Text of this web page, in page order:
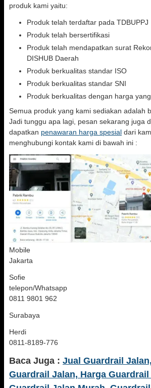
produk kami yaitu:
Produk telah terdaftar pada TDBUPPJ
Produk telah bersertifikasi
Produk telah mendapatkan surat
DISHUB Daerah
Produk berkualitas standar ISO
Produk berkualitas standar SNI
Produk berkualitas dengan harga
Semua produk yang kami sediakan adalah
Jadi tunggu apa lagi, pesan sekarang juga
dapatkan penawaran harga spesial dari
menghubungi kontak kami di bawah ini :
Mobile
Jakarta
Sofie
telepon/Whatsapp
0811 9801 962
Surabaya
Herdi
0811-8189-776
Baca Juga : Jual Guardrail
Guardrail Jalan, Harga Guardrail